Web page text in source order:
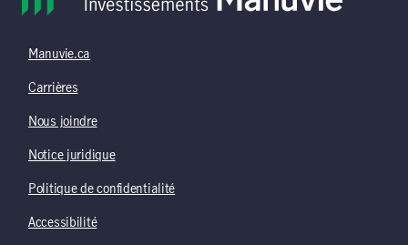
Manuvie.ca
Carrières
Nous joindre
Notice juridique
Politique de confidentialité
Accessibilité